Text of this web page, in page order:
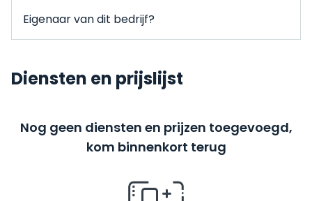
Eigenaar van dit bedrijf?
Diensten en prijslijst
Nog geen diensten en prijzen toegevoegd,
kom binnenkort terug